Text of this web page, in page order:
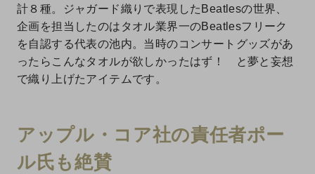
計８種。ジャガード織りで表現したBeatlesの世界、
企画を担当したのはタオル業界一のBeatlesフリーク
を自認する代表の池内。当時のコンサートグッズがあ
ったらこんなタオルが欲しかったはず！ と夢と妄想
で織り上げたアイテムです。
アップル・コア社の責任者ポー
ル氏も絶賛